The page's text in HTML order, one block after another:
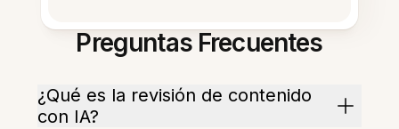
Preguntas Frecuentes
¿Qué es la revisión de contenido
con IA?